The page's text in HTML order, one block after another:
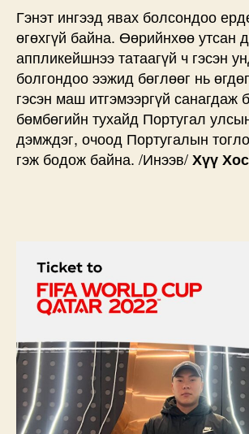
Гэнэт ингээд явах болсондоо
өгөхгүй байна. Өөрийнхөө утсан
аппликейшнээ татаагүй ч гэсэн
болгондоо ээжид бөглөөг нь
гэсэн маш итгэмээргүй санагдаж
бөмбөгийн тухайд Португал
дэмждэг, очоод Португалын
гэж бодож байна. /Инээв/Хүү